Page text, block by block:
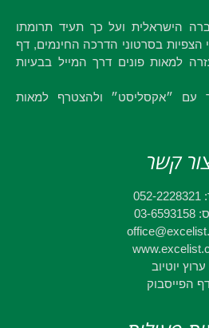
הישראלית ועל כך תעיד תרומתו
הצפיות בסרטוני הדרכה החינמים, דף
למאות פונים דרך המייל בבעיות
עם ״אקסליסט״ ולהצטרף למאות
קשר
ערוץ יוטיוב
הפייסבוק